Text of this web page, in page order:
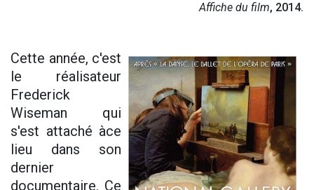
Affiche du film, 2014.
Cette année, c'est
le réalisateur
Frederick
Wiseman qui
s'est attaché àce
lieu dans son
dernier
documentaire. Ce